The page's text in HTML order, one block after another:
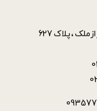
، پلاک 627​​​​​​​